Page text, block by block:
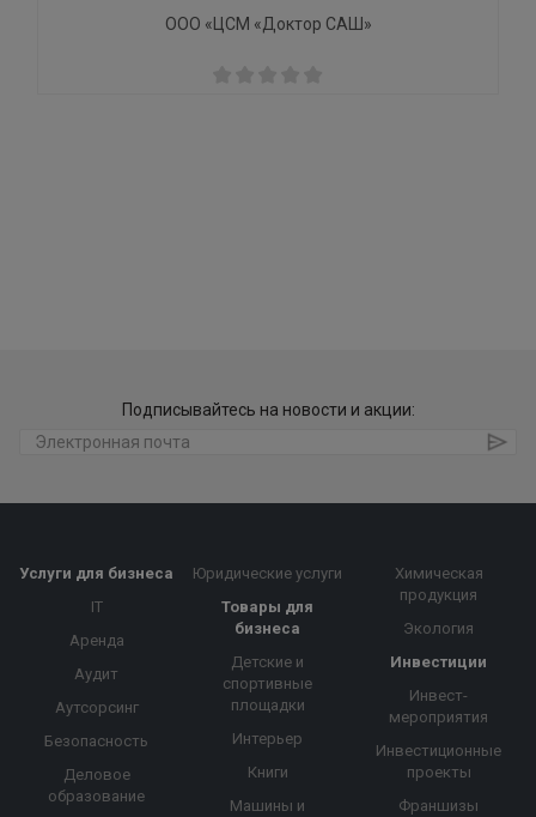
ООО «ЦСМ «Доктор САШ»
Подписывайтесь на новости и акции:
Услуги для бизнеса
IT
Аренда
Аудит
Аутсорсинг
Безопасность
Деловое
образование
Юридические услуги
Товары для
бизнеса
Детские и
спортивные
площадки
Интерьер
Книги
Машины и
Химическая
продукция
Экология
Инвестиции
Инвест-
мероприятия
Инвестиционные
проекты
Франшизы